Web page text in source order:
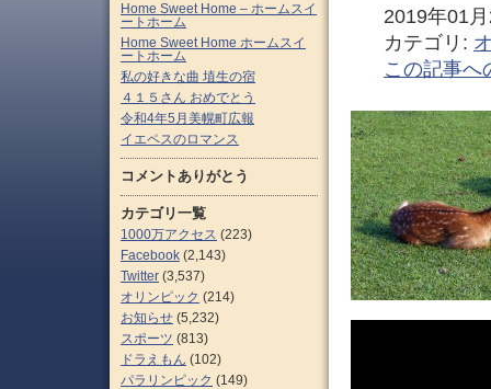
2019年01
カテゴリ:
この記事へ
Home Sweet Home – ホームスイ
ートホーム
Home Sweet Home ホームスイ
ートホーム
私の好きな曲 埴生の宿
４１５さん おめでとう
令和4年5月美幌町広報
イエペスのロマンス
コメントありがとう
カテゴリ一覧
1000万アクセス (223)
Facebook (2,143)
Twitter (3,537)
オリンピック (214)
お知らせ (5,232)
スポーツ (813)
ドラえもん (102)
パラリンピック (149)